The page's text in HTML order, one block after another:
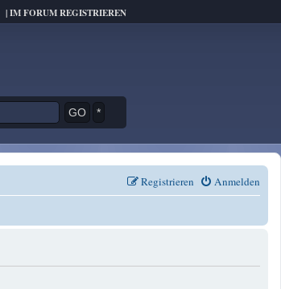
|IM FORUM REGISTRIEREN
*
Anmelden
Registrieren